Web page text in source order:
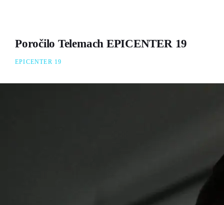
Poročilo Telemach EPICENTER 19
EPICENTER 19